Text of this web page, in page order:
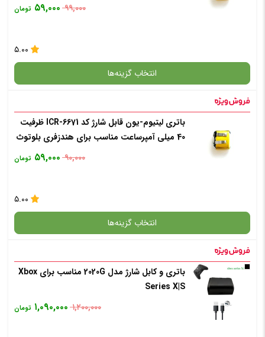
۹۹,۰۰۰ ۵۹,۰۰۰ تومان
۵.۰۰
انتخاب گزینه‌ها
✧ چت با پشتیبان واتس آپ
باتری لیتیوم-یون قابل شارژ کد ICR-6671 ظرفیت
40 میلی آمپرساعت مناسب برای هندزفری بلوتوث
۹۰,۰۰۰ ۵۹,۰۰۰ تومان
۵.۰۰
انتخاب گزینه‌ها
گارانتی
باتری و کابل شارژ مدل 2020G مناسب برای Xbox
Series X|S
۱,۲۰۰,۰۰۰ ۱,۰۹۰,۰۰۰ تومان